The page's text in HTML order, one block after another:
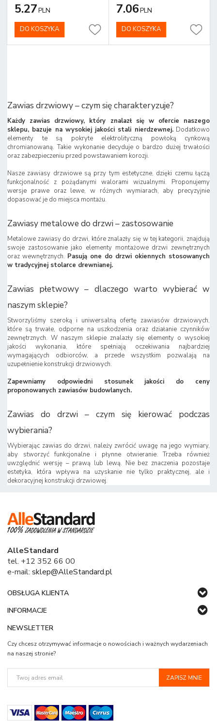
5.27PLN
DO KOSZYKA
7.06PLN
DO KOSZYKA
Zawias drzwiowy – czym się charakteryzuje?
Każdy zawias drzwiowy, który znalazł się w ofercie naszego
sklepu, bazuje na wysokiej jakości stali nierdzewnej.Dodatkowo
elementy te są pokryte elektrolityczną powłoką cynkową
chromianowaną. Takie wykonanie decyduje o bardzo dużej trwałości
oraz zabezpieczeniu przed powstawaniem korozji.
Nasze zawiasy drzwiowe są przy tym estetyczne, dzięki czemu łączą
funkcjonalność z pożądanymi walorami wizualnymi. Proponujemy
wersje prawe oraz lewe, w różnych wymiarach, aby precyzyjnie
dopasować je do miejsca montażu.
Zawiasy metalowe do drzwi – zastosowanie
Metalowe zawiasy do drzwi, które znalazły się w tej kategorii, znajdują
swoje zastosowanie jako elementy montażowe drzwi zewnętrznych
oraz wewnętrznych. Pasują one do drzwi okiennych stosowanych
w tradycyjnej stolarce drewnianej.
Zawias płetwowy – dlaczego warto wybierać w
naszym sklepie?
Stworzyliśmy szeroką i uniwersalną ofertę zawiasów drzwiowych,
które są trwałe, odporne na uszkodzenia oraz działanie czynników
zewnętrznych. W naszym sklepie znalazły się elementy o wysokiej
jakości wykonania, które spełniają oczekiwania najbardziej
wymagających odbiorców, a przede wszystkim pozwalają na
uzupełnienie konstrukcji drzwiowych.
Zapewniamy odpowiedni stosunek jakości do ceny
proponowanych zawiasów budowlanych.
Zawias do drzwi – czym się kierować podczas
wybierania?
Wybierając zawias do drzwi, należy zwrócić uwagę na jego wymiary,
aby stworzyć funkcjonalne i płynne otwieranie. Trzeba również
uwzględnić wersję – prawą lub lewą. Nie bez znaczenia pozostaje
estetyka, która wpływa na uzyskanie nie tylko praktycznej, ale i
dekoracyjnej konstrukcji drzwiowej.
AlleStandard
tel. +12 352 66 00
e-mail: sklep@AlleStandard.pl
OBSŁUGA KLIENTA
INFORMACJE
NEWSLETTER
Czy chcesz otrzymywać informacje o nowościach i ważnych wydarzeniach
na naszej stronie?